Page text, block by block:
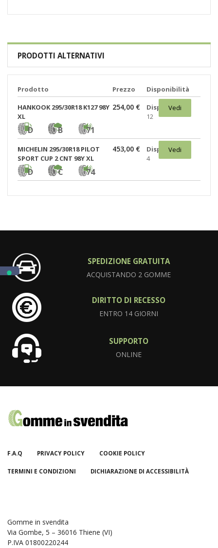
PRODOTTI ALTERNATIVI
Prodotto Prezzo Disponibilità
HANKOOK 295/30R18 K127 98Y
XL
D B 71
254,00 €
Disponibili:
12
Vedi
MICHELIN 295/30R18 PILOT
SPORT CUP 2 CNT 98Y XL
D C 74
453,00 €
Disponibili:
4
Vedi
SPEDIZIONE GRATUITA
ACQUISTANDO 2 GOMME
DIRITTO DI RECESSO
ENTRO 14 GIORNI
SUPPORTO
ONLINE
F.A.Q PRIVACY POLICY COOKIE POLICY
TERMINI E CONDIZIONI DICHIARAZIONE DI ACCESSIBILITÀ
Gomme in svendita
Via Gombe, 5 – 36016 Thiene (VI)
P.IVA 01800220244